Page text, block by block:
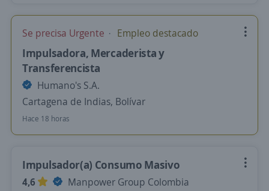
Se precisa Urgente Empleo destacado
Impulsadora, Mercaderista y
Transferencista
Humano's S.A.
Cartagena de Indias, Bolívar
Hace 18 horas
Impulsador(a) Consumo Masivo
4,6
Manpower Group Colombia